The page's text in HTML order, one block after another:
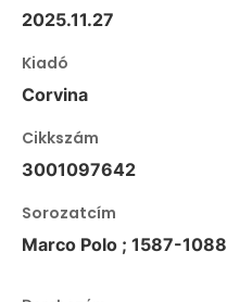
2025.11.27
Kiadó
Corvina
Cikkszám
3001097642
Sorozatcím
Marco Polo ; 1587-1088